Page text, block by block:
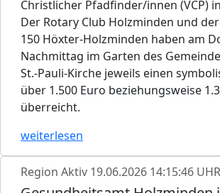
Christlicher Pfadfinder/innen (VCP)
Der Rotary Club Holzminden und
150 Höxter-Holzminden haben am
Nachmittag im Garten des
St.-Pauli-Kirche jeweils einen
über 1.500 Euro beziehungsweise
überreicht.
weiterlesen
Region Aktiv 19.06.2026 14:15:46 UHR